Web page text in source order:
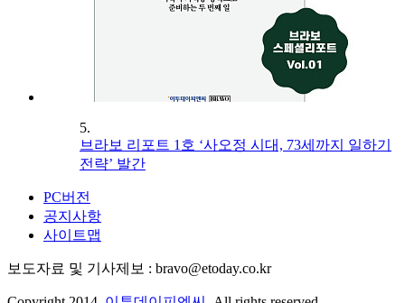
5.
브라보 리포트 1호 ‘사오정 시대, 73세까지 일하기
전략’ 발간
PC버전
공지사항
사이트맵
보도자료 및 기사제보 : bravo@etoday.co.kr